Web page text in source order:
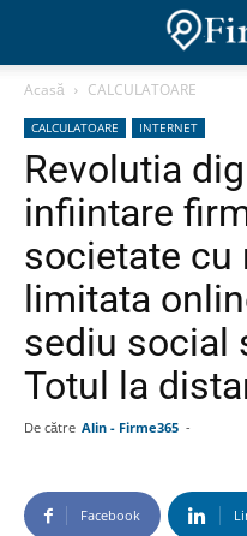
Acasă CALCULATOARE
CALCULATOARE INTERNET
Revolutia
infiintare
societate cu
limitata
sediu social
Totul la
De către Alin - Firme365 -
Facebook